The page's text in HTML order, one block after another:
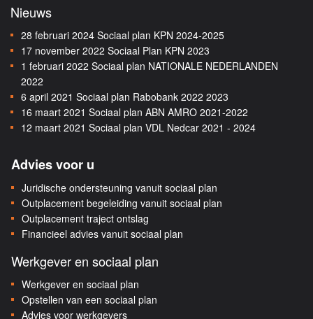
Nieuws
28 februari 2024 Sociaal plan KPN 2024-2025
17 november 2022 Sociaal Plan KPN 2023
1 februari 2022 Sociaal plan NATIONALE NEDERLANDEN
2022
6 april 2021 Sociaal plan Rabobank 2022 2023
16 maart 2021 Sociaal plan ABN AMRO 2021-2022
12 maart 2021 Sociaal plan VDL Nedcar 2021 - 2024
Advies voor u
Juridische ondersteuning vanuit sociaal plan
Outplacement begeleiding vanuit sociaal plan
Outplacement traject ontslag
Financieel advies vanuit sociaal plan
Werkgever en sociaal plan
Werkgever en sociaal plan
Opstellen van een sociaal plan
Advies voor werkgevers